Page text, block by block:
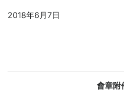
2018年6月7日
會章附